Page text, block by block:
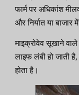
फार्म पर अधिकांश
और निर्यात या
माइक्रोवेव सूखाने
लाइफ लंबी हो जाती
होता है।